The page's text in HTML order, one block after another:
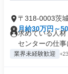
〒318-0003茨
月給30万円～
求めている人材
センターの仕事
業界未経験歓迎